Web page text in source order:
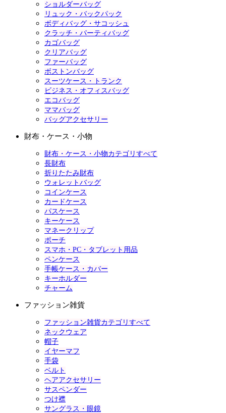
ショルダーバッグ
リュック・バックパック
ボディバッグ・サコッシュ
クラッチ・パーティバッグ
カゴバッグ
クリアバッグ
ファーバッグ
ボストンバッグ
スーツケース・トランク
ビジネス・オフィスバッグ
エコバッグ
ママバッグ
バッグアクセサリー
財布・ケース・小物
財布・ケース・小物カテゴリすべて
長財布
折りたたみ財布
ウォレットバッグ
コインケース
カードケース
パスケース
キーケース
マネークリップ
ポーチ
スマホ・PC・タブレット用品
ペンケース
手帳ケース・カバー
キーホルダー
チャーム
ファッション雑貨
ファッション雑貨カテゴリすべて
ネックウェア
帽子
イヤーマフ
手袋
ベルト
ヘアアクセサリー
サスペンダー
つけ襟
サングラス・眼鏡